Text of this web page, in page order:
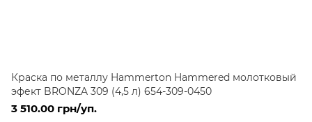
Краска по металлу Hammerton Hammered молотковый
эфект BRONZA 309 (4,5 л) 654-309-0450
3 510.00 грн/уп.